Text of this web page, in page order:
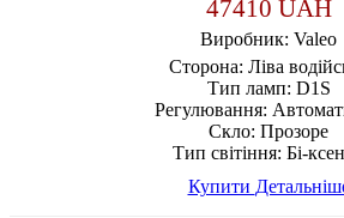
47410 UAH
Виробник: Valeo
Сторона: Ліва
Тип ламп: D1S
Регулювання:
Скло: Прозоре
Тип світіння: Бі-
Купити